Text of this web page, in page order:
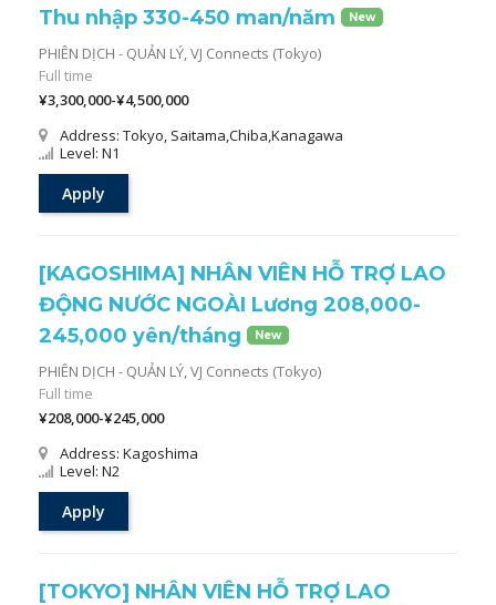
Thu nhập 330-450 man/năm
New
PHIÊN DỊCH - QUẢN LÝ,VJ Connects (Tokyo)
Full time
¥3,300,000-¥4,500,000
Address: Tokyo, Saitama,Chiba,Kanagawa
Level: N1
Apply
[KAGOSHIMA] NHÂN VIÊN HỖ TRỢ LAO
ĐỘNG NƯỚC NGOÀI Lương 208,000-
245,000 yên/tháng
New
PHIÊN DỊCH - QUẢN LÝ,VJ Connects (Tokyo)
Full time
¥208,000-¥245,000
Address: Kagoshima
Level: N2
Apply
[TOKYO] NHÂN VIÊN HỖ TRỢ LAO